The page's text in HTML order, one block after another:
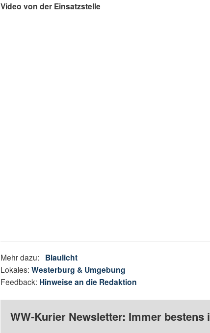
Video von der Einsatzstelle
Mehr dazu: Blaulicht
Lokales:Westerburg & Umgebung
Feedback: Hinweise an die Redaktion
WW-Kurier Newsletter: Immer